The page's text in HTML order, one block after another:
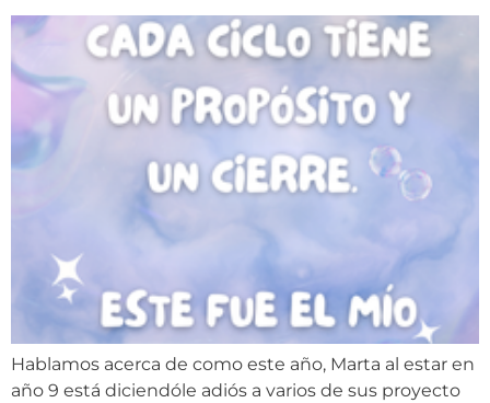
Hablamos acerca de como este año, Marta al estar en
año 9 está diciendóle adiós a varios de sus proyecto